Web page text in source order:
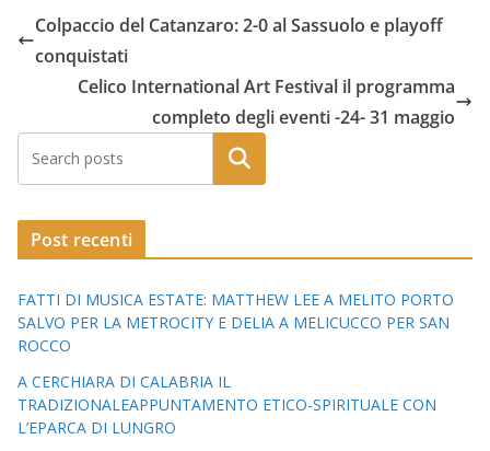
Colpaccio del Catanzaro: 2-0 al Sassuolo e playoff
conquistati
Celico International Art Festival il programma
completo degli eventi -24- 31 maggio
Post recenti
FATTI DI MUSICA ESTATE: MATTHEW LEE A MELITO PORTO
SALVO PER LA METROCITY E DELIA A MELICUCCO PER SAN
ROCCO
A CERCHIARA DI CALABRIA IL
TRADIZIONALEAPPUNTAMENTO ETICO-SPIRITUALE CON
L’EPARCA DI LUNGRO